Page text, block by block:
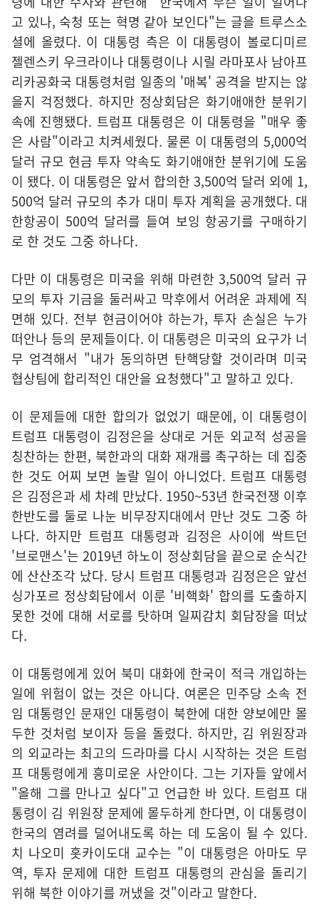
고 있나, 숙청 또는 혁명 같아 보인다"는 글을 트루스소
셜에 올렸다. 이 대통령 측은 이 대통령이 볼로디미르
젤렌스키 우크라이나 대통령이나 시릴 라마포사 남아프
리카공화국 대통령처럼 일종의 '매복' 공격을 받지는 않
을지 걱정했다. 하지만 정상회담은 화기애애한 분위기
속에 진행됐다. 트럼프 대통령은 이 대통령을 "매우 좋
은 사람"이라고 치켜세웠다. 물론 이 대통령의 5,000억
달러 규모 현금 투자 약속도 화기애애한 분위기에 도움
이 됐다. 이 대통령은 앞서 합의한 3,500억 달러 외에 1,
500억 달러 규모의 추가 대미 투자 계획을 공개했다. 대
한항공이 500억 달러를 들여 보잉 항공기를 구매하기
로 한 것도 그중 하나다.
다만 이 대통령은 미국을 위해 마련한 3,500억 달러 규
모의 투자 기금을 둘러싸고 막후에서 어려운 과제에 직
면해 있다. 전부 현금이어야 하는가, 투자 손실은 누가
떠안나 등의 문제들이다. 이 대통령은 미국의 요구가 너
무 엄격해서 "내가 동의하면 탄핵당할 것이라며 미국
협상팀에 합리적인 대안을 요청했다"고 말하고 있다.
이 문제들에 대한 합의가 없었기 때문에, 이 대통령이
트럼프 대통령이 김정은을 상대로 거둔 외교적 성공을
칭찬하는 한편, 북한과의 대화 재개를 촉구하는 데 집중
한 것도 어찌 보면 놀랄 일이 아니었다. 트럼프 대통령
은 김정은과 세 차례 만났다. 1950~53년 한국전쟁 이후
한반도를 둘로 나눈 비무장지대에서 만난 것도 그중 하
나다. 하지만 트럼프 대통령과 김정은 사이에 싹트던
'브로맨스'는 2019년 하노이 정상회담을 끝으로 순식간
에 산산조각 났다. 당시 트럼프 대통령과 김정은은 앞선
싱가포르 정상회담에서 이룬 '비핵화' 합의를 도출하지
못한 것에 대해 서로를 탓하며 일찌감치 회담장을 떠났
다.
이 대통령에게 있어 북미 대화에 한국이 적극 개입하는
일에 위험이 없는 것은 아니다. 여론은 민주당 소속 전
임 대통령인 문재인 대통령이 북한에 대한 양보에만 몰
두한 것처럼 보이자 등을 돌렸다. 하지만, 김 위원장과
의 외교라는 최고의 드라마를 다시 시작하는 것은 트럼
프 대통령에게 흥미로운 사안이다. 그는 기자들 앞에서
"올해 그를 만나고 싶다"고 언급한 바 있다. 트럼프 대
통령이 김 위원장 문제에 몰두하게 한다면, 이 대통령이
한국의 염려를 덜어내도록 하는 데 도움이 될 수 있다.
치 나오미 홋카이도대 교수는 "이 대통령은 아마도 무
역, 투자 문제에 대한 트럼프 대통령의 관심을 돌리기
위해 북한 이야기를 꺼냈을 것"이라고 말한다.